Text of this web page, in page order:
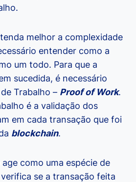
melhor a complexidade
entender como a
um todo. Para que a
sucedida, é necessário
Trabalho – Proof of Work.
é a validação dos
em cada transação que foi
blockchain.
age como uma espécie de
se a transação feita